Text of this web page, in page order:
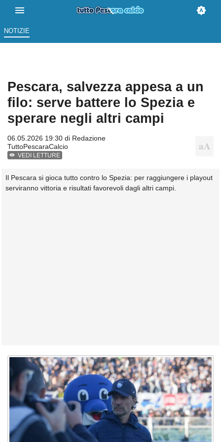
NOTIZIE
Pescara, salvezza appesa a un
filo: serve battere lo Spezia e
sperare negli altri campi
06.05.2026 19:30 di Redazione
TuttoPescaraCalcio
VEDI LETTURE
Il Pescara si gioca tutto contro lo Spezia: per raggiungere i playout
serviranno vittoria e risultati favorevoli dagli altri campi.